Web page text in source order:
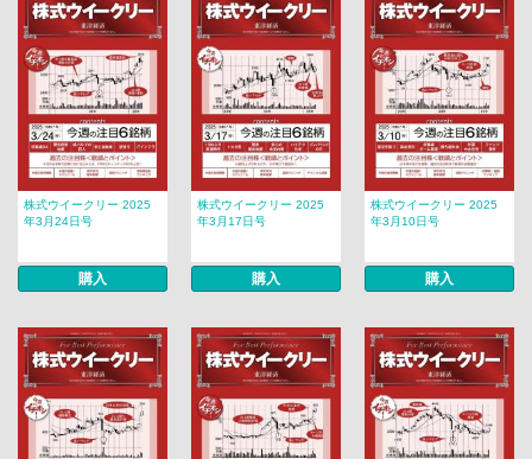
株式ウイークリー 2025
年3月24日号
購入
株式ウイークリー 2025
年3月17日号
購入
株式ウイークリー 2025
年3月10日号
購入